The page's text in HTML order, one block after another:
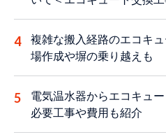
複雑な搬入経路のエコキ
場作成や塀の乗り越えも
電気温水器からエコキュ
必要工事や費用も紹介